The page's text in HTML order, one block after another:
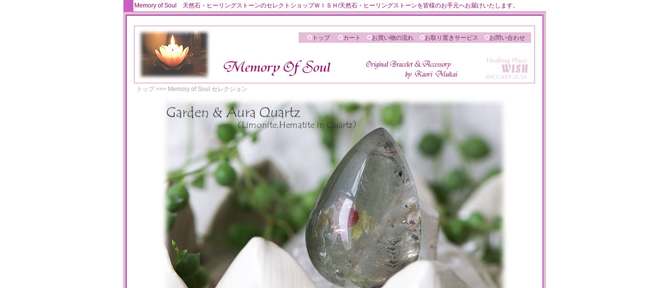
Memory of Soul 天然石・ヒーリングストーンのセレクトショップＷＩＳＨ/天然石・ヒーリングストーンを皆様のお手元へお届けいたします。
トップ カート お買い物の流れ お取り置きサービス お問い合わせ
トップ>>> Memory of Soul セレクション